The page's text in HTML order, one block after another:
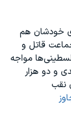
خودشان هم
قاتل و
مواجه
که کلاهک۱۵۰۰ پوندی و دو هزار
نقب